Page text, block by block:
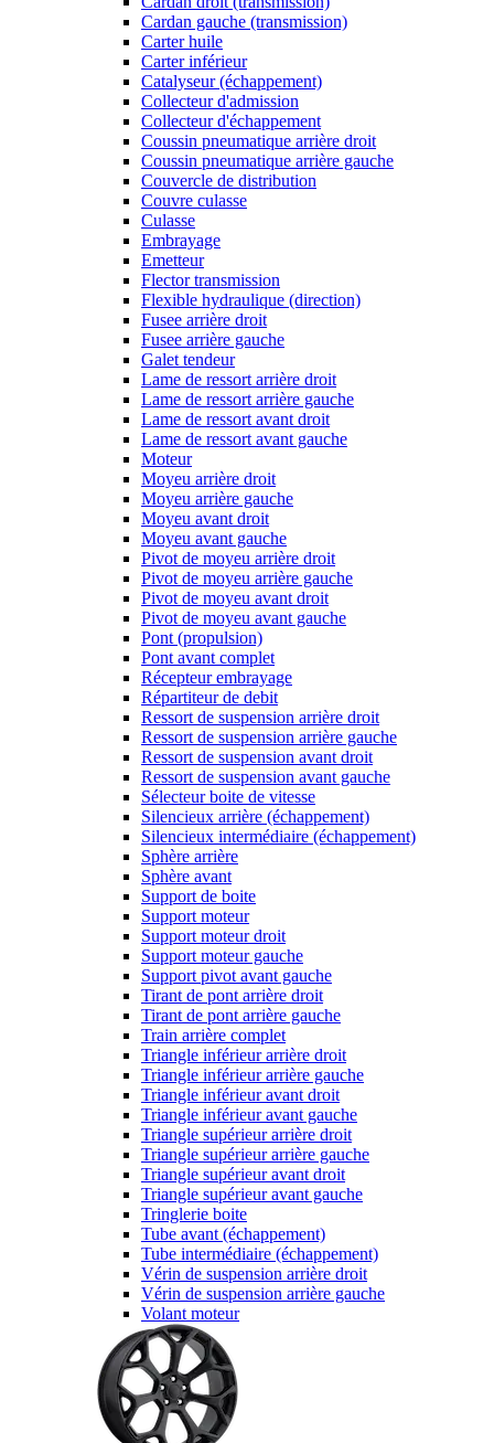
Cardan gauche (transmission)
Carter huile
Carter inférieur
Catalyseur (échappement)
Collecteur d'admission
Collecteur d'échappement
Coussin pneumatique arrière droit
Coussin pneumatique arrière gauche
Couvercle de distribution
Couvre culasse
Culasse
Embrayage
Emetteur
Flector transmission
Flexible hydraulique (direction)
Fusee arrière droit
Fusee arrière gauche
Galet tendeur
Lame de ressort arrière droit
Lame de ressort arrière gauche
Lame de ressort avant droit
Lame de ressort avant gauche
Moteur
Moyeu arrière droit
Moyeu arrière gauche
Moyeu avant droit
Moyeu avant gauche
Pivot de moyeu arrière droit
Pivot de moyeu arrière gauche
Pivot de moyeu avant droit
Pivot de moyeu avant gauche
Pont (propulsion)
Pont avant complet
Récepteur embrayage
Répartiteur de debit
Ressort de suspension arrière droit
Ressort de suspension arrière gauche
Ressort de suspension avant droit
Ressort de suspension avant gauche
Sélecteur boite de vitesse
Silencieux arrière (échappement)
Silencieux intermédiaire (échappement)
Sphère arrière
Sphère avant
Support de boite
Support moteur
Support moteur droit
Support moteur gauche
Support pivot avant gauche
Tirant de pont arrière droit
Tirant de pont arrière gauche
Train arrière complet
Triangle inférieur arrière droit
Triangle inférieur arrière gauche
Triangle inférieur avant droit
Triangle inférieur avant gauche
Triangle supérieur arrière droit
Triangle supérieur arrière gauche
Triangle supérieur avant droit
Triangle supérieur avant gauche
Tringlerie boite
Tube avant (échappement)
Tube intermédiaire (échappement)
Vérin de suspension arrière droit
Vérin de suspension arrière gauche
Volant moteur